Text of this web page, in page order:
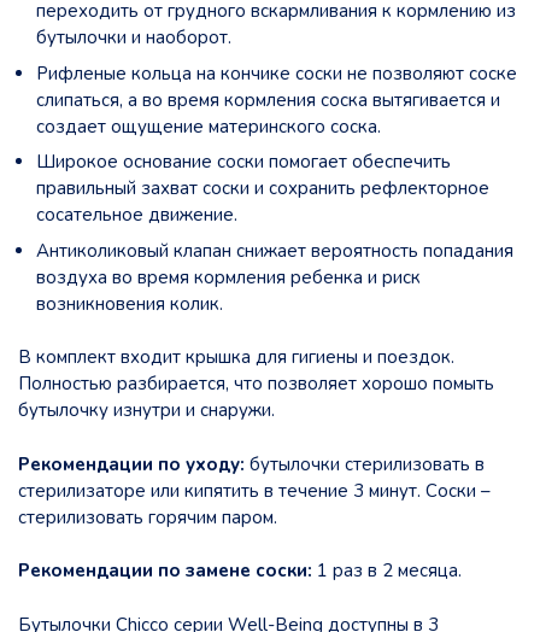
переходить от грудного вскармливания к кормлению из
бутылочки и наоборот.
Рифленые кольца на кончике соски не позволяют соске
слипаться, а во время кормления соска вытягивается и
создает ощущение материнского соска.
Широкое основание соски помогает обеспечить
правильный захват соски и сохранить рефлекторное
сосательное движение.
Антиколиковый клапан снижает вероятность попадания
воздуха во время кормления ребенка и риск
возникновения колик.
В комплект входит крышка для гигиены и поездок.
Полностью разбирается, что позволяет хорошо помыть
бутылочку изнутри и снаружи.
Рекомендации по уходу: бутылочки стерилизовать в
стерилизаторе или кипятить в течение 3 минут. Соски –
стерилизовать горячим паром.
Рекомендации по замене соски: 1 раз в 2 месяца.
Бутылочки Chicco серии Well-Being доступны в 3